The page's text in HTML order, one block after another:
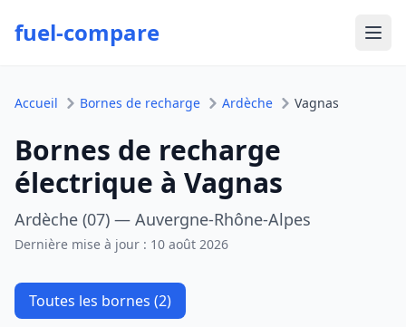
fuel-compare
Accueil Bornes de recharge Ardèche Vagnas
Bornes de recharge
électrique à Vagnas
Ardèche (07) — Auvergne-Rhône-Alpes
Dernière mise à jour : 10 août 2026
Toutes les bornes (2)